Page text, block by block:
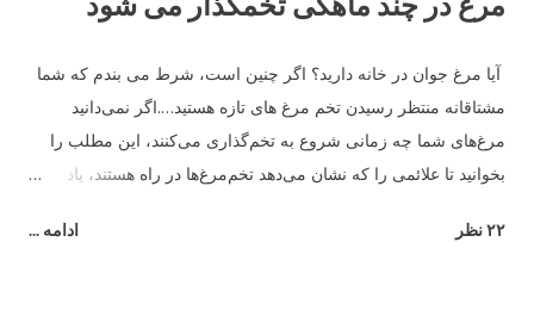
آیا مرغ جوان در خانه دارید؟ اگر چنین است، شرط می بندم که شما
مشتاقانه منتظر رسیدن تخم مرغ های تازه هستید….اگر نمی‌دانید
مرغ‌های شما چه زمانی شروع به تخم‌گذاری می‌کنند، این مطلب را
بخوانید تا علائمی را که نشان می‌دهد تخم‌مرغ‌ها در راه هستند، یاد
می‌کنند، چگونگی نقش نژاد و چند نشانه مبنی بر اینکه تخم‌ها در راه
۲۲ نظر ادامه ...